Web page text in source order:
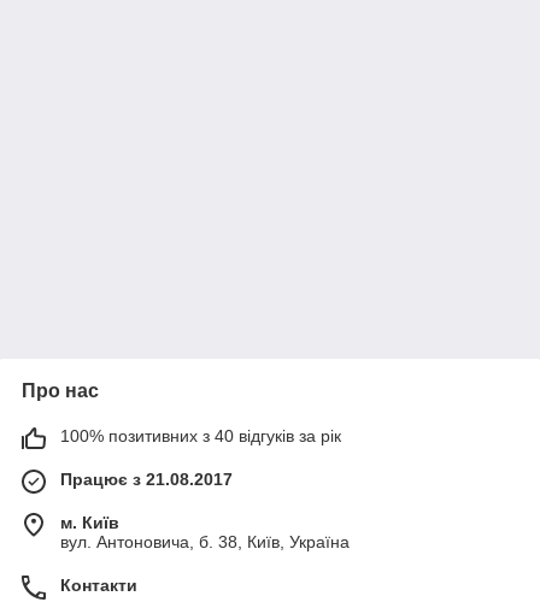
Про нас
100% позитивних з 40 відгуків за рік
Працює з 21.08.2017
м. Київ
вул. Антоновича, б. 38, Київ, Україна
Контакти